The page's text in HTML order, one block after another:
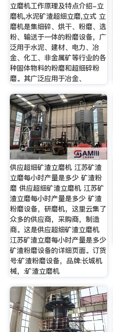
立磨机工作原理及特点介绍-立
磨机,水泥矿渣超细立磨,立式 立
磨机是集细碎、烘干、粉磨、选
粉、输送于一体的粉磨设备，广
泛用于水泥、建材、电力、冶
金、化工、非金属矿等行业的各
种固体物料的粉磨和超细碎粉
磨。其广泛应用于冶金、
供应超细矿渣立磨机 江苏矿渣
立磨每小时产量是多少 矿渣粉
磨 供应超细矿渣立磨机 江苏矿
渣立磨每小时产量是多少 矿渣
粉磨设备，研磨机，这里云集了
众多的供应商，采购商，制造
商。这是供应超细矿渣立磨机
江苏矿渣立磨每小时产量是多少
矿渣粉磨设备的详细页面。订货
号:矿渣粉磨设备，品牌:长城机
械，:矿渣立磨机